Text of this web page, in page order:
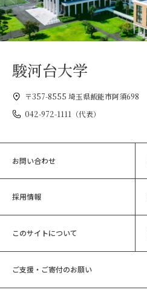
駿河台大学
〒357-8555 埼玉県飯能市阿須698
042-972-1111（代表）
お問い合わせ
採用情報
このサイトについて
ご支援・ご寄付のお願い